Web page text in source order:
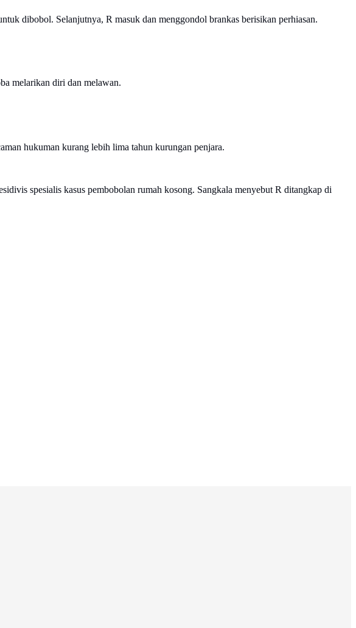
dibobol. Selanjutnya, R masuk dan menggondol brankas berisikan perhiasan.
melarikan diri dan melawan.
hukuman kurang lebih lima tahun kurungan penjara.
spesialis kasus pembobolan rumah kosong. Sangkala menyebut R ditangkap di